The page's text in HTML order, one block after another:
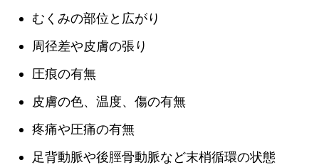
むくみの部位と広がり
周径差や皮膚の張り
圧痕の有無
皮膚の色、温度、傷の有無
疼痛や圧痛の有無
足背動脈や後脛骨動脈など末梢循環の状態